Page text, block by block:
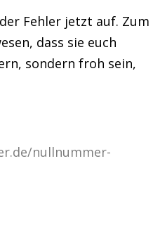
Fehler jetzt auf. Zum
dass sie euch
sondern froh sein,
nullnummer-